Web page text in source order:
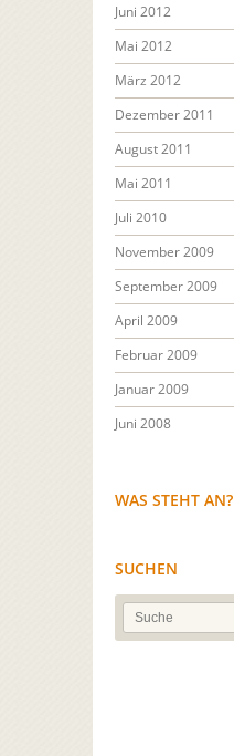
Juni 2012
Mai 2012
März 2012
Dezember 2011
August 2011
Mai 2011
Juli 2010
November 2009
September 2009
April 2009
Februar 2009
Januar 2009
Juni 2008
WAS STEHT AN?
SUCHEN